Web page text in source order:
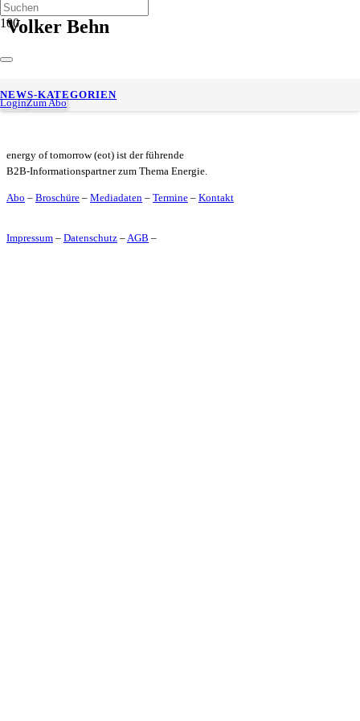
LoginZum Abo
NEWS-KATEGORIEN
Volker Behn
Fred Pfennings verstärkt Geschäftsführung: Volker Behn
ergänzt das Führungsteam im Bereich Tankstellen
energy of tomorrow (eot) ist der führende
B2B-Informationspartner zum Thema Energie.
Abo – Broschüre – Mediadaten – Termine – Kontakt
Impressum – Datenschutz –AGB –